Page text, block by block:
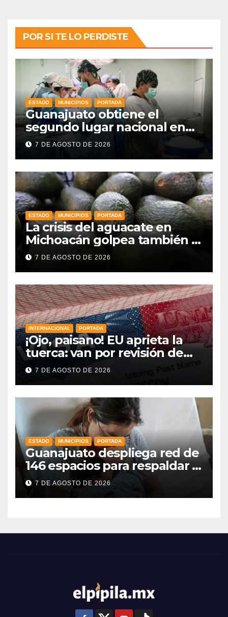
POR SI TE LO PERDISTE
ESTADO MUNICIPIOS PORTADA
Guanajuato obtiene el
segundo lugar nacional en
procuración de órganos
7 DE AGOSTO DE 2026
ESTADO MUNICIPIOS PORTADA
La crisis del aguacate en
Michoacán golpea también a
productores de Guanajuato
7 DE AGOSTO DE 2026
INTERNACIONAL PORTADA
¡Ojo, paisano! EU aprieta la
tuerca: van por revisión de
redes sociales para más visas
y nuevas reglas en la frontera
7 DE AGOSTO DE 2026
ESTADO MUNICIPIOS PORTADA
Guanajuato despliega red de
146 espacios para respaldar la
lactancia materna
7 DE AGOSTO DE 2026